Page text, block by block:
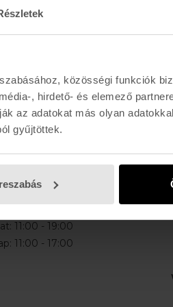
közösségi funkciók
, hirdető- és elemező
az adatokat más olyan
gyűjtöttek.
E-MAIL
L Y 52 (ÚJ)
11:00 - 19:00
11:00 - 17:00